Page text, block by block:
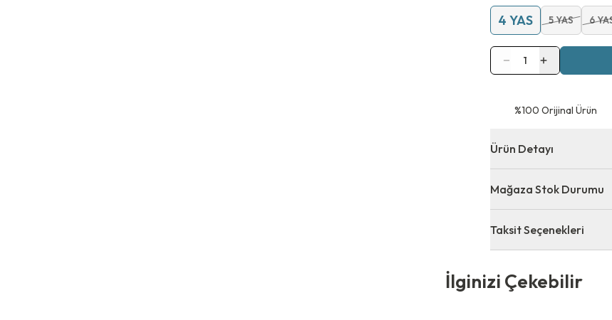
4 YAS 5 YAS 6
1
⁠%100 Orijinal Ürün
Ürün Detayı
Mağaza Stok Durumu
Taksit Seçenekleri
İlginizi Çekebilir